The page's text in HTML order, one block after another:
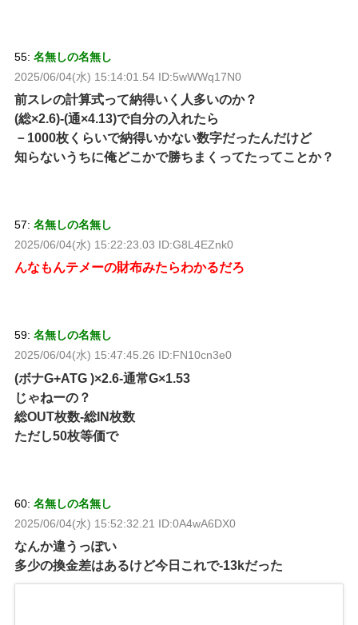
55: 名無しの名無し
2025/06/04(水) 15:14:01.54 ID:5wWWq17N0
前スレの計算式って納得いく人多いのか？
(総×2.6)-(通×4.13)で自分の入れたら
－1000枚くらいで納得いかない数字だったんだけど
知らないうちに俺どこかで勝ちまくってたってことか？
57: 名無しの名無し
2025/06/04(水) 15:22:23.03 ID:G8L4EZnk0
んなもんテメーの財布みたらわかるだろ
59: 名無しの名無し
2025/06/04(水) 15:47:45.26 ID:FN10cn3e0
(ボナG+ATG )×2.6-通常G×1.53
じゃねーの？
総OUT枚数-総IN枚数
ただし50枚等価で
60: 名無しの名無し
2025/06/04(水) 15:52:32.21 ID:0A4wA6DX0
なんか違うっぽい
多少の換金差はあるけど今日これで-13kだった